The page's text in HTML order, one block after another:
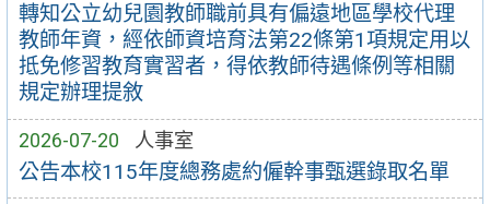
轉知公立幼兒園教師職前具有偏遠地區學校代理
教師年資，經依師資培育法第22條第1項規定用以
抵免修習教育實習者，得依教師待遇條例等相關
規定辦理提敘
2026-07-20 人事室
公告本校115年度總務處約僱幹事甄選錄取名單